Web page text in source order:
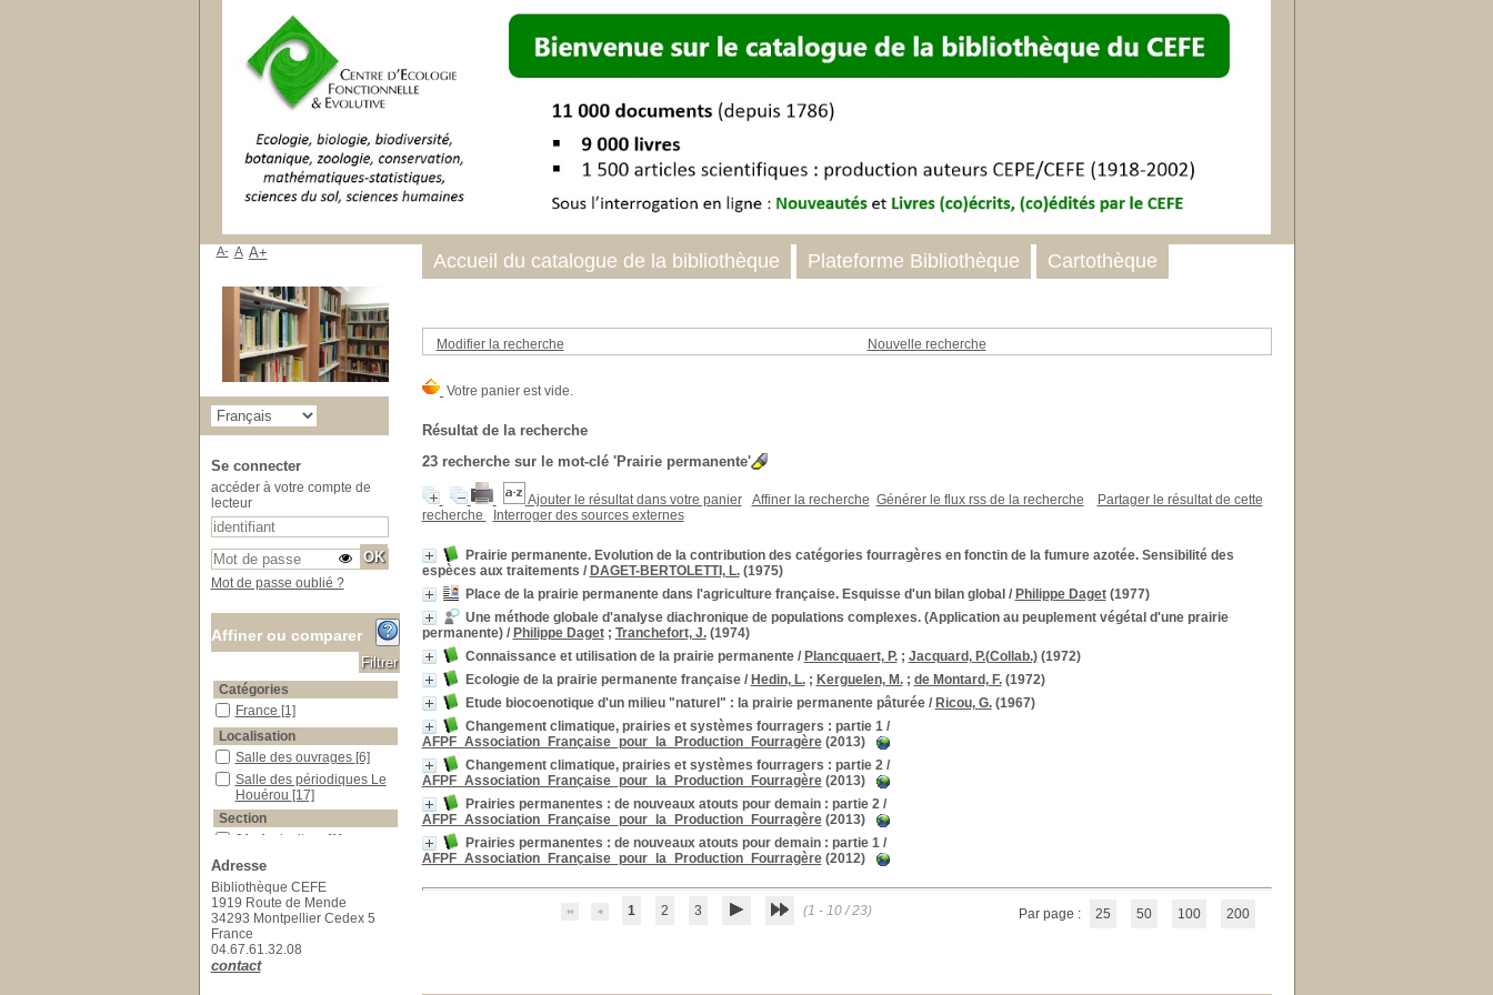
Modifier la recherche Nouvelle recherche
Résultat de la recherche
23recherche sur le mot-clé 'Prairie permanente'
Ajouter le résultat dans votre panier Affiner la recherche Générer le flux rss de la recherche
Partager le résultat de cette
recherche
Interroger des sources externes
Prairie permanente. Evolution de la contribution des catégories fourragères en fonctin de la fumure azotée. Sensibilité des
espèces aux traitements / DAGET-BERTOLETTI, L.(1975)
Place de la prairie permanente dans l'agriculture française. Esquisse d'un bilan global / Philippe Daget(1977)
Une méthode globale d'analyse diachronique de populations complexes. (Application au peuplement végétal d'une prairie
permanente)/ Philippe Daget; Tranchefort, J.(1974)
Connaissance et utilisation de la prairie permanente/ Plancquaert, P.; Jacquard, P.(Collab.)(1972)
Ecologie de la prairie permanente française/ Hedin, L.; Kerguelen, M.; de Montard, F.(1972)
Etude biocoenotique d'un milieu "naturel" : la prairie permanente pâturée/ Ricou, G.(1967)
Changement climatique, prairies et systèmes fourragers : partie 1/
AFPF_Association_Française_pour_la_Production_Fourragère(2013)
Changement climatique, prairies et systèmes fourragers : partie 2/
AFPF_Association_Française_pour_la_Production_Fourragère(2013)
Prairies permanentes : de nouveaux atouts pour demain : partie 2/
AFPF_Association_Française_pour_la_Production_Fourragère(2013)
Prairies permanentes : de nouveaux atouts pour demain : partie 1/
AFPF_Association_Française_pour_la_Production_Fourragère(2012)
1 2 3 (1 - 10 / 23) Par page : 25 50 100 200
Accueil du catalogue de la bibliothèque Plateforme Bibliothèque Cartothèque
A- A A+
Se connecter
accéder à votre compte de
lecteur
Mot de passe oublié ?
Affiner ou comparer
Catégories
FranceFrance [1]
Localisation
Salle des ouvrages
Salle des ouvrages [6]
Salle des périodiques Le Houérou
Salle des périodiques Le
Houérou [17]
Section
01_Agriculture
01_Agriculture [1]
02_Pastoralisme
02_Pastoralisme
13_Physiologie_végétale
13_Physiologie_végétale
[1]
15_Ecologie_générale
15_Ecologie_générale
16_Ecologie_végétale
16_Ecologie_végétale
23_Publications_CEFE
23_Publications_CEFE
Adresse
Bibliothèque CEFE
1919 Route de Mende
34293 Montpellier Cedex 5
France
04.67.61.32.08
contact